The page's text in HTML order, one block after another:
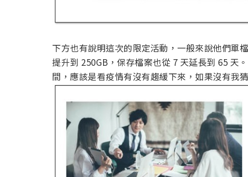
下方也有說明這次的限定活動，一般來說他們單
提升到 250GB，保存檔案也從 7 天延長到 65 天
間，應該是看疫情有沒有趨緩下來，如果沒有我